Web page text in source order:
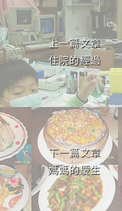
上一篇文章
住院的經過
下一篇文章
媽媽的慶生